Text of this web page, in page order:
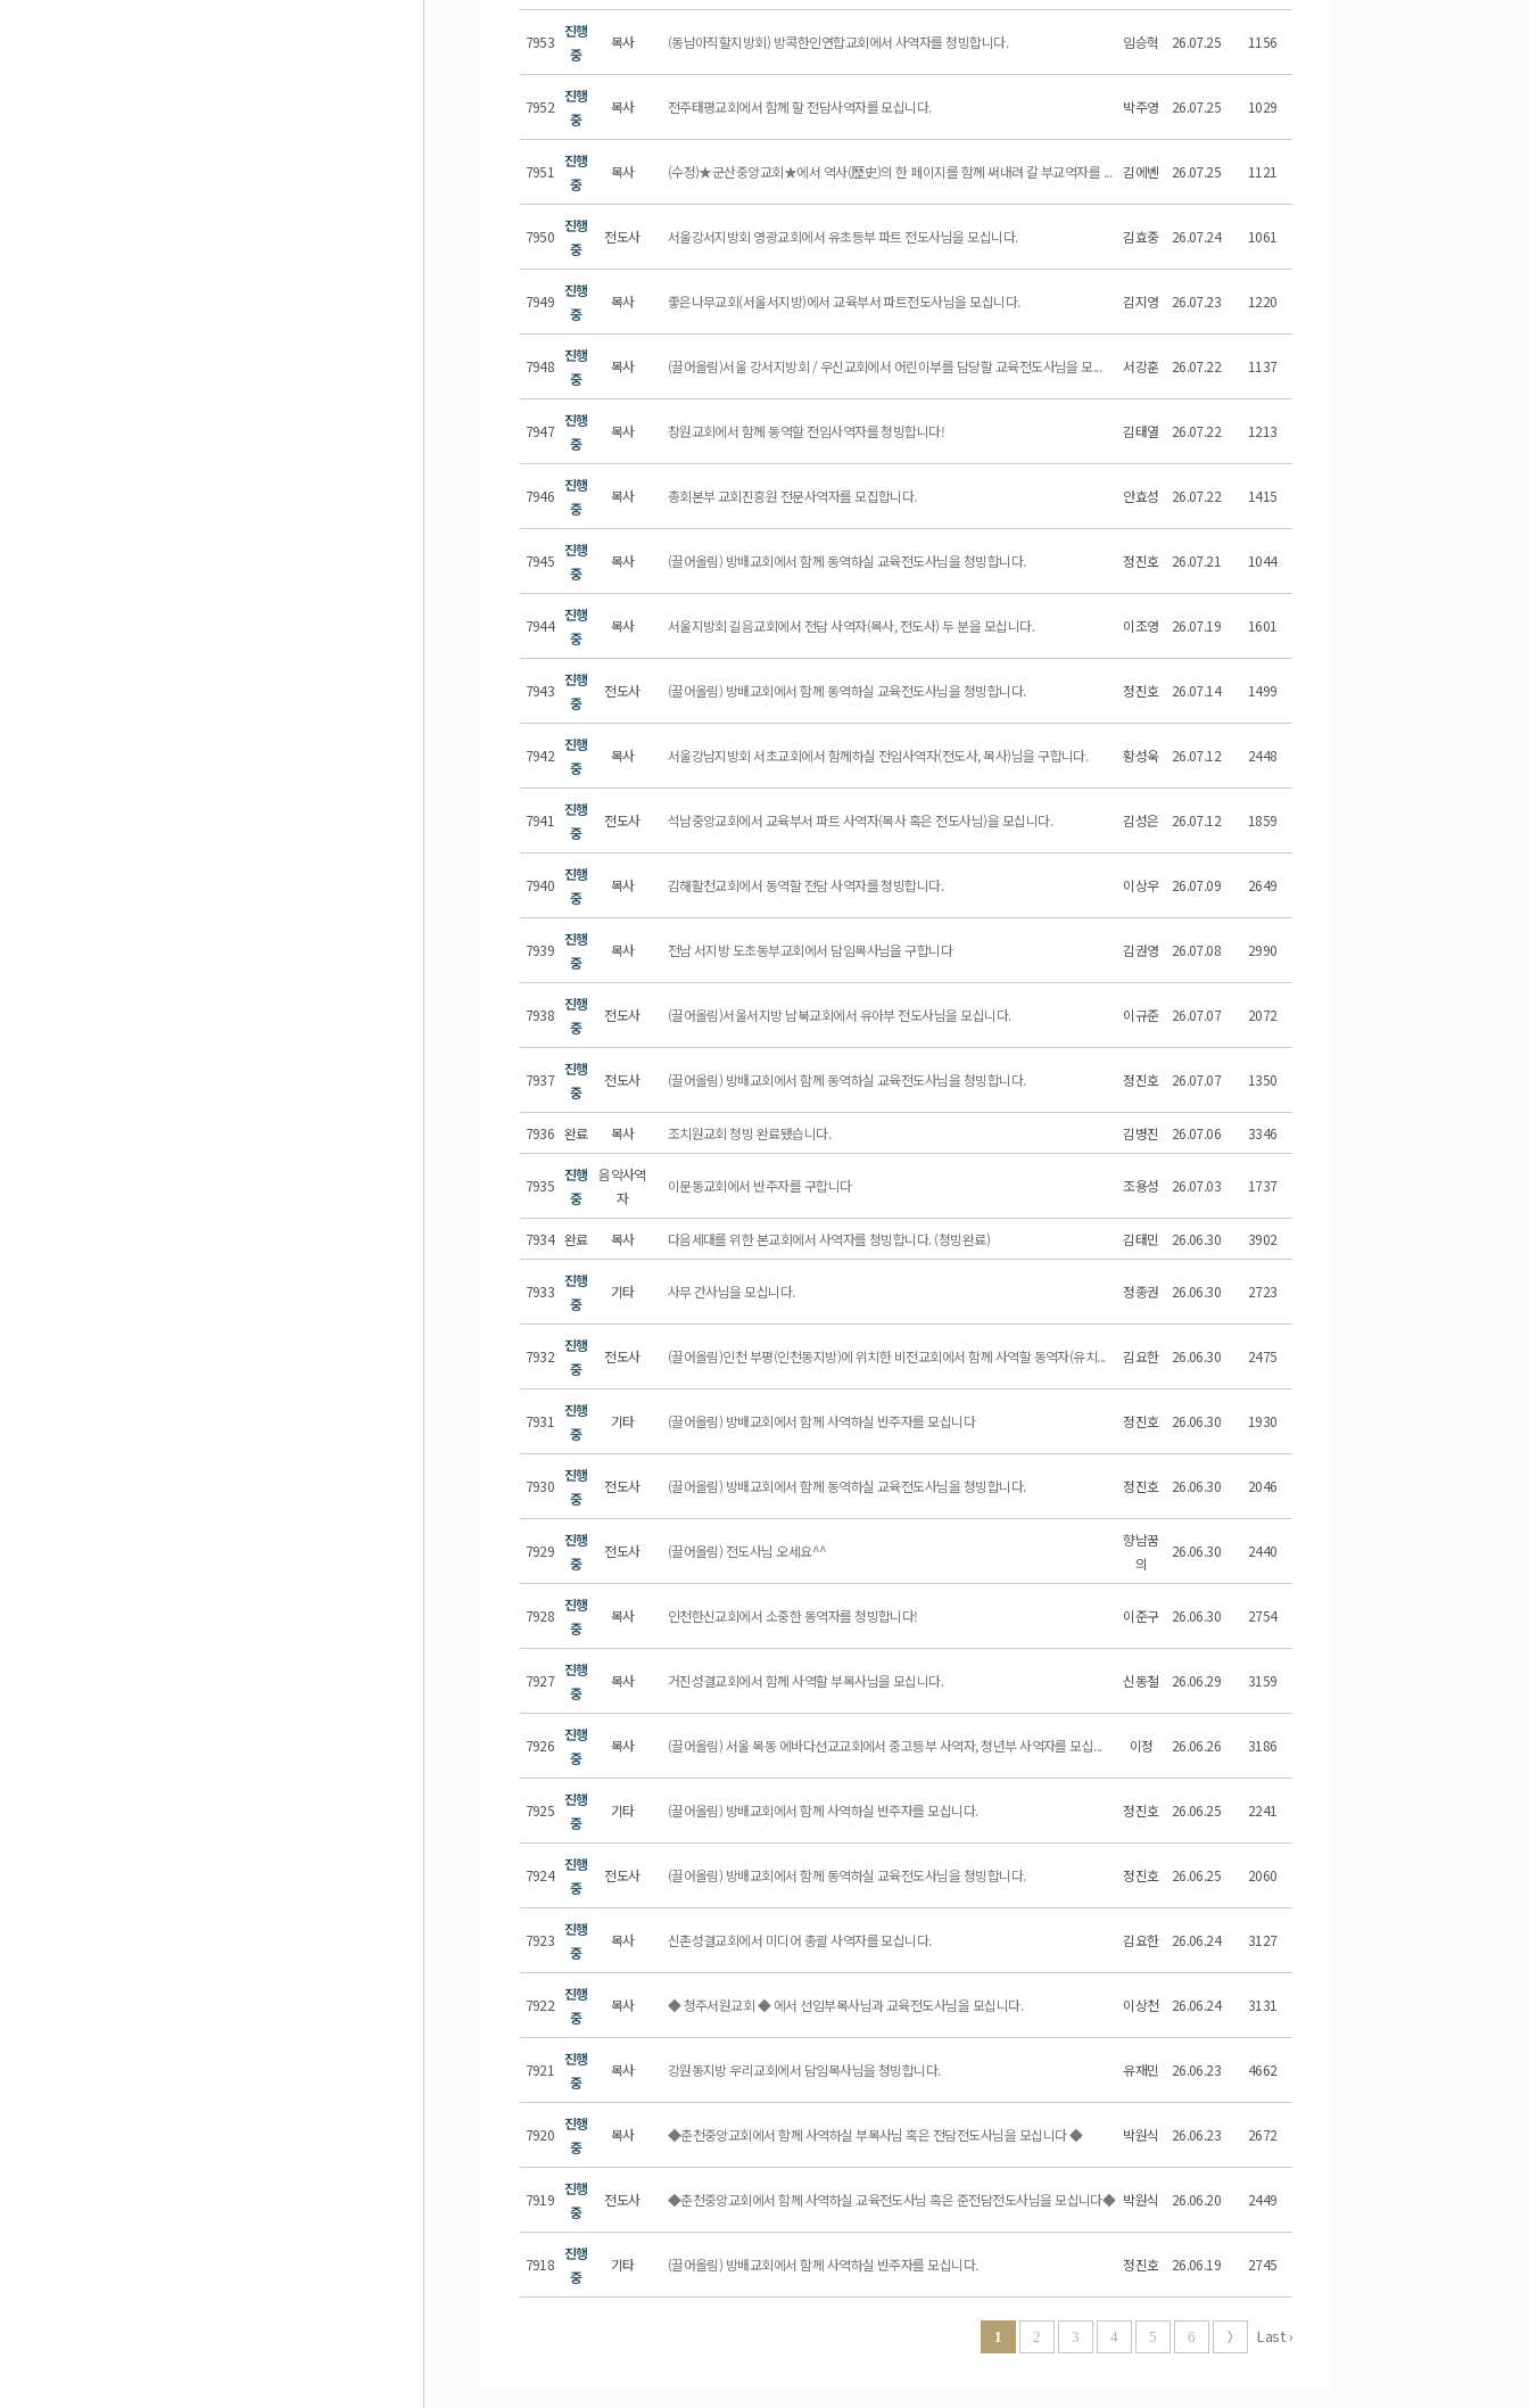
7953
진행
중
목사 (동남아직할지방회) 방콕한인연합교회에서 사역자를 청빙합니다. 임승혁 26.07.25 1156
7952
진행
중
목사 전주태평교회에서 함께 할 전담사역자를 모십니다. 박주영 26.07.25 1029
7951
진행
중
목사 (수정)★군산중앙교회★에서 역사(歷史)의 한 페이지를 함께 써내려 갈 부교역자를 ... 김에벤 26.07.25 1121
7950
진행
중
전도사 서울강서지방회 영광교회에서 유초등부 파트 전도사님을 모십니다. 김효중 26.07.24 1061
7949
진행
중
목사 좋은나무교회(서울서지방)에서 교육부서 파트전도사님을 모십니다. 김지영 26.07.23 1220
7948
진행
중
목사 (끌어올림)서울 강서지방회 / 우신교회에서 어린이부를 담당할 교육전도사님을 모... 서강훈 26.07.22 1137
7947
진행
중
목사 창원교회에서 함께 동역할 전임사역자를 청빙합니다! 김태열 26.07.22 1213
7946
진행
중
목사 총회본부 교회진흥원 전문사역자를 모집합니다. 안효성 26.07.22 1415
7945
진행
중
목사 (끌어올림) 방배교회에서 함께 동역하실 교육전도사님을 청빙합니다. 정진호 26.07.21 1044
7944
진행
중
목사 서울지방회 길음교회에서 전담 사역자(목사, 전도사) 두 분을 모십니다. 이조영 26.07.19 1601
7943
진행
중
전도사 (끌어올림) 방배교회에서 함께 동역하실 교육전도사님을 청빙합니다. 정진호 26.07.14 1499
7942
진행
중
목사 서울강남지방회 서초교회에서 함께하실 전임사역자(전도사, 목사)님을 구합니다. 황성욱 26.07.12 2448
7941
진행
중
전도사 석남중앙교회에서 교육부서 파트 사역자(목사 혹은 전도사님)을 모십니다. 김성은 26.07.12 1859
7940
진행
중
목사 김해활천교회에서 동역할 전담 사역자를 청빙합니다. 이상우 26.07.09 2649
7939
진행
중
목사 전남 서지방 도초동부교회에서 담임목사님을 구합니다 김권영 26.07.08 2990
7938
진행
중
전도사 (끌어올림)서울서지방 남북교회에서 유아부 전도사님을 모십니다. 이규준 26.07.07 2072
7937
진행
중
전도사 (끌어올림) 방배교회에서 함께 동역하실 교육전도사님을 청빙합니다. 정진호 26.07.07 1350
7936 완료 목사 조치원교회 청빙 완료됐습니다. 김병진 26.07.06 3346
7935
진행
중
음악사역
자
이문동교회에서 반주자를 구합니다 조용성 26.07.03 1737
7934 완료 목사 다음세대를 위한 본교회에서 사역자를 청빙합니다. (청빙완료) 김태민 26.06.30 3902
7933
진행
중
기타 사무 간사님을 모십니다. 정종권 26.06.30 2723
7932
진행
중
전도사 (끌어올림)인천 부평(인천동지방)에 위치한 비전교회에서 함께 사역할 동역자(유치... 김요한 26.06.30 2475
7931
진행
중
기타 (끌어올림) 방배교회에서 함께 사역하실 반주자를 모십니다 정진호 26.06.30 1930
7930
진행
중
전도사 (끌어올림) 방배교회에서 함께 동역하실 교육전도사님을 청빙합니다. 정진호 26.06.30 2046
7929
진행
중
전도사 (끌어올림) 전도사님 오세요^^
향남꿈
의
26.06.30 2440
7928
진행
중
목사 인천한신교회에서 소중한 동역자를 청빙합니다! 이준구 26.06.30 2754
7927
진행
중
목사 거진성결교회에서 함께 사역할 부목사님을 모십니다. 신동철 26.06.29 3159
7926
진행
중
목사 (끌어올림) 서울 목동 에바다선교교회에서 중고등부 사역자, 청년부 사역자를 모십... 이정 26.06.26 3186
7925
진행
중
기타 (끌어올림) 방배교회에서 함께 사역하실 반주자를 모십니다. 정진호 26.06.25 2241
7924
진행
중
전도사 (끌어올림) 방배교회에서 함께 동역하실 교육전도사님을 청빙합니다. 정진호 26.06.25 2060
7923
진행
중
목사 신촌성결교회에서 미디어 총괄 사역자를 모십니다. 김요한 26.06.24 3127
7922
진행
중
목사 ◆ 청주서원교회 ◆ 에서 선임부목사님과 교육전도사님을 모십니다. 이상천 26.06.24 3131
7921
진행
중
목사 강원동지방 우리교회에서 담임목사님을 청빙합니다. 유재민 26.06.23 4662
7920
진행
중
목사 ◆춘천중앙교회에서 함께 사역하실 부목사님 혹은 전담전도사님을 모십니다 ◆ 박원식 26.06.23 2672
7919
진행
중
전도사 ◆춘천중앙교회에서 함께 사역하실 교육전도사님 혹은 준전담전도사님을 모십니다◆ 박원식 26.06.20 2449
7918
진행
중
기타 (끌어올림) 방배교회에서 함께 사역하실 반주자를 모십니다. 정진호 26.06.19 2745
1 2 3 4 5 6 Last ›